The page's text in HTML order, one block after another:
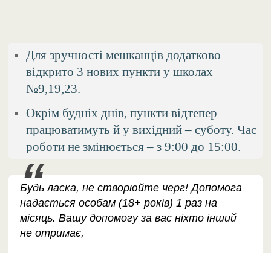
Для зручності мешканців додатково
відкрито 3 нових пункти у школах
№9,19,23.
Окрім будніх днів, пункти відтепер
працюватимуть й у вихідний – суботу. Час
роботи не змінюється – з 9:00 до 15:00.
Будь ласка, не створюйте черг! Допомога
надається особам (18+ років) 1 раз на
місяць. Вашу допомогу за вас ніхто інший
не отримає,